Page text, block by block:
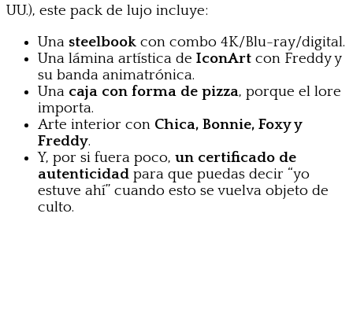
UU.), este pack de lujo incluye:
Una steelbook con combo 4K/Blu-ray/digital.
Una lámina artística de IconArt con Freddy y
su banda animatrónica.
Una caja con forma de pizza, porque el lore
importa.
Arte interior con Chica, Bonnie, Foxy y
Freddy.
Y, por si fuera poco, un certificado de
autenticidad para que puedas decir “yo
estuve ahí” cuando esto se vuelva objeto de
culto.